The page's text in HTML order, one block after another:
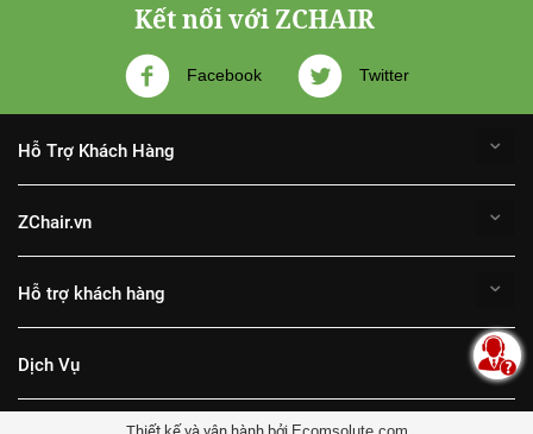
Kết nối với ZCHAIR
Facebook Twitter
Hỗ Trợ Khách Hàng
ZChair.vn
Hỗ trợ khách hàng
Dịch Vụ